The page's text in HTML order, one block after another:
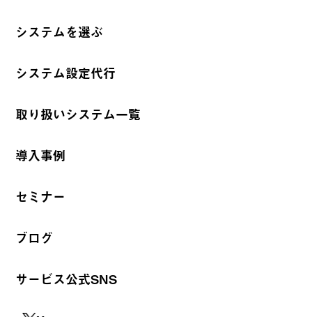
システムを選ぶ
システム設定代行
取り扱いシステム一覧
導入事例
セミナー
ブログ
サービス公式SNS